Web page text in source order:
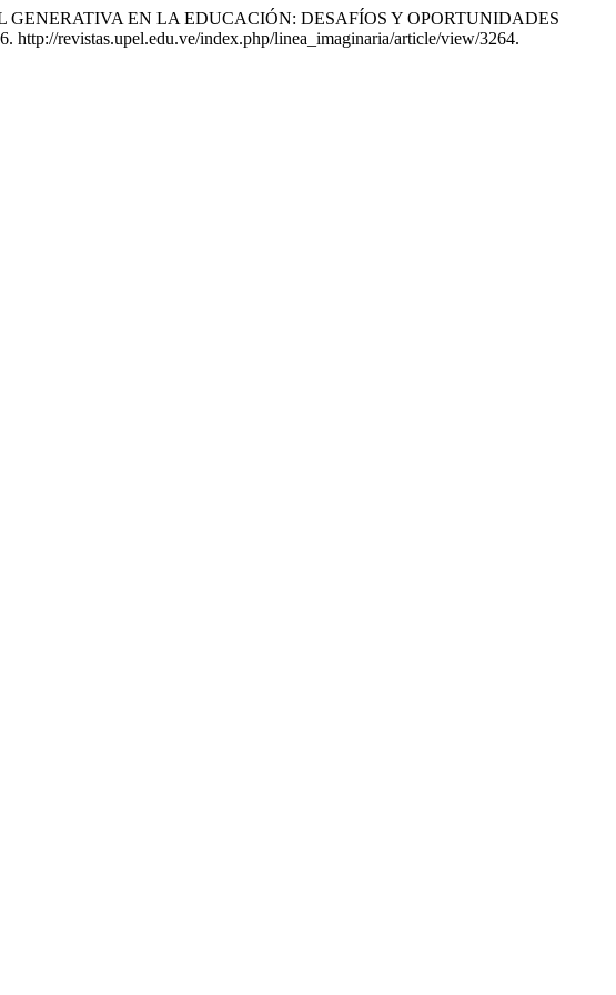
GENERATIVA EN LA EDUCACIÓN: DESAFÍOS Y OPORTUNIDADES
http://revistas.upel.edu.ve/index.php/linea_imaginaria/article/view/3264.